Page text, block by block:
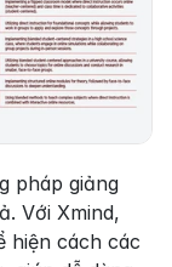
pháp giảng
Với Xmind,
cách các